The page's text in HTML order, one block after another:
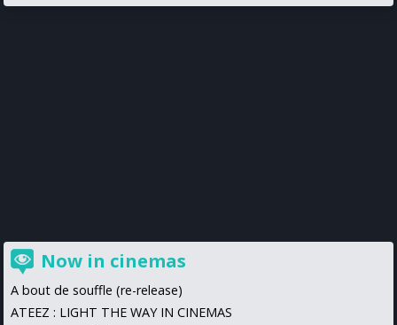
Now in cinemas
A bout de souffle (re-release)
ATEEZ : LIGHT THE WAY IN CINEMAS